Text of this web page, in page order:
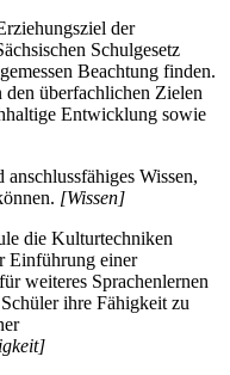
der
Schulgesetz
Beachtung finden.
den überfachlichen Zielen
Entwicklung sowie
Wissen,
[Wissen]
die Kulturtechniken
Einführung einer
weiteres Sprachenlernen
ihre Fähigkeit zu